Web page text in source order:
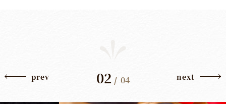
prev 02 /04 next